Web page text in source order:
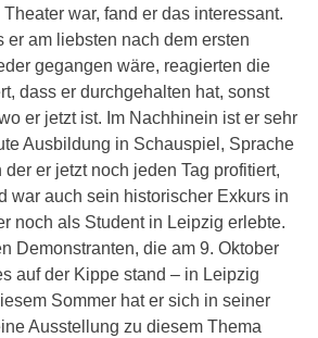
war, fand er das interessant.
er am liebsten nach dem ersten
gegangen wäre, reagierten die
dass er durchgehalten hat, sonst
er jetzt ist. Im Nachhinein ist er sehr
Ausbildung in Schauspiel, Sprache
er jetzt noch jeden Tag profitiert,
war auch sein historischer Exkurs in
noch als Student in Leipzig erlebte.
Demonstranten, die am 9. Oktober
auf der Kippe stand – in Leipzig
Sommer hat er sich in seiner
Ausstellung zu diesem Thema